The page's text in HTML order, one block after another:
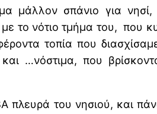
μάλλον σπάνιο για
το νότιο τμήμα του,
τοπία που
…νόστιμα, που
του νησιού, και